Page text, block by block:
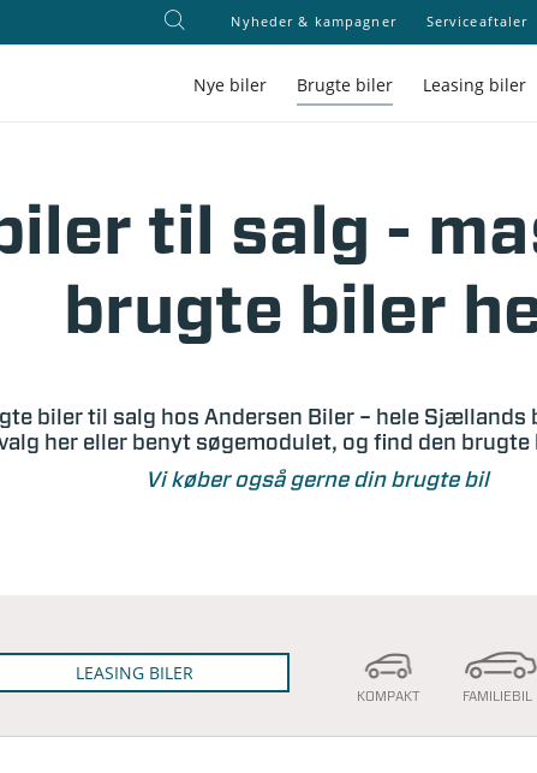
Nyheder & kampagner Serviceaftaler
Nye biler Brugte biler Leasing biler
til salg -
brugte biler
biler til salg hos Andersen Biler – hele Sjællands
her eller benyt søgemodulet, og find den brugte
Vi køber også gerne din brugte bil
LEASING BILER
KOMPAKT FAMILIEBIL